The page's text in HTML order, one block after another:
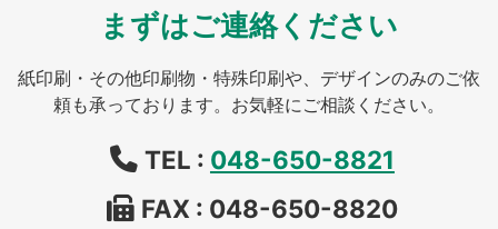
まずはご連絡ください
紙印刷・その他印刷物・特殊印刷や、デザインのみのご依
頼も承っております。お気軽にご相談ください。
TEL : 048-650-8821
FAX : 048-650-8820